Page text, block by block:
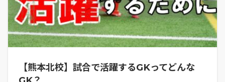
【熊本北校】試合で活躍するGKってどんな